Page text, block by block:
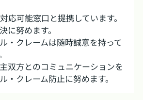
応可能窓口と提携しています。
に努めます。
・クレームは随時誠意を持って
双方とのコミュニケーションを
・クレーム防止に努めます。